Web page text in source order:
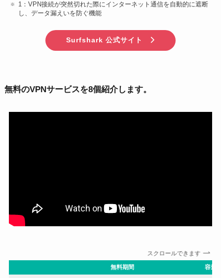
1：VPN接続が突然切れた際にインターネット通信を自動的に遮断
し、データ漏えいを防ぐ機能
Surfshark 公式サイト
無料のVPNサービスを8個紹介します。
スクロールできます
無料期間
容量